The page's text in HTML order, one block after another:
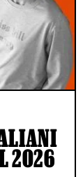
2026